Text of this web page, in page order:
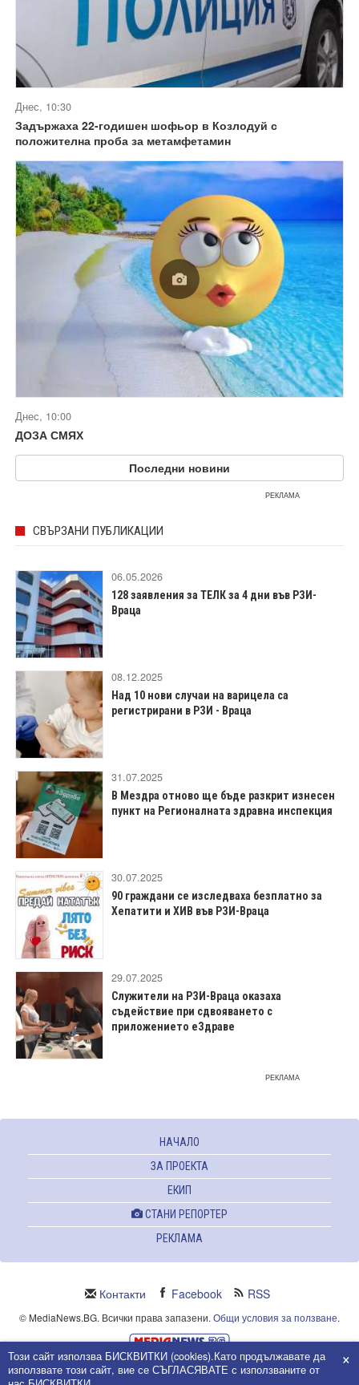
Днес, 10:30
Задържаха 22-годишен шофьор в Козлодуй с
положителна проба за метамфетамин
Днес, 10:00
ДОЗА СМЯХ
Последни новини
РЕКЛАМА
СВЪРЗАНИ ПУБЛИКАЦИИ
06.05.2026
128 заявления за ТЕЛК за 4 дни във РЗИ-
Враца
08.12.2025
Над 10 нови случаи на варицела са
регистрирани в РЗИ - Враца
31.07.2025
В Мездра отново ще бъде разкрит изнесен
пункт на Регионалната здравна инспекция
30.07.2025
90 граждани се изследваха безплатно за
Хепатити и ХИВ във РЗИ-Враца
29.07.2025
Служители на РЗИ-Враца оказаха
съдействие при сдвояването с
приложението еЗдраве
РЕКЛАМА
НАЧАЛО
ЗА ПРОЕКТА
ЕКИП
СТАНИ РЕПОРТЕР
РЕКЛАМА
Контакти Facebook RSS
© MediaNews.BG. Всички права запазени. Общи условия за ползване.
Powered and owned by Intersat Ltd.
Собственост на Интерсат ООД.
Този сайт използва БИСКВИТКИ (cookies).Като продължавате да
използвате този сайт, вие се СЪГЛАСЯВАТЕ с използваните от
×